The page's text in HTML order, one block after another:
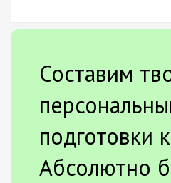
Составим
подготовки
Абсолютно